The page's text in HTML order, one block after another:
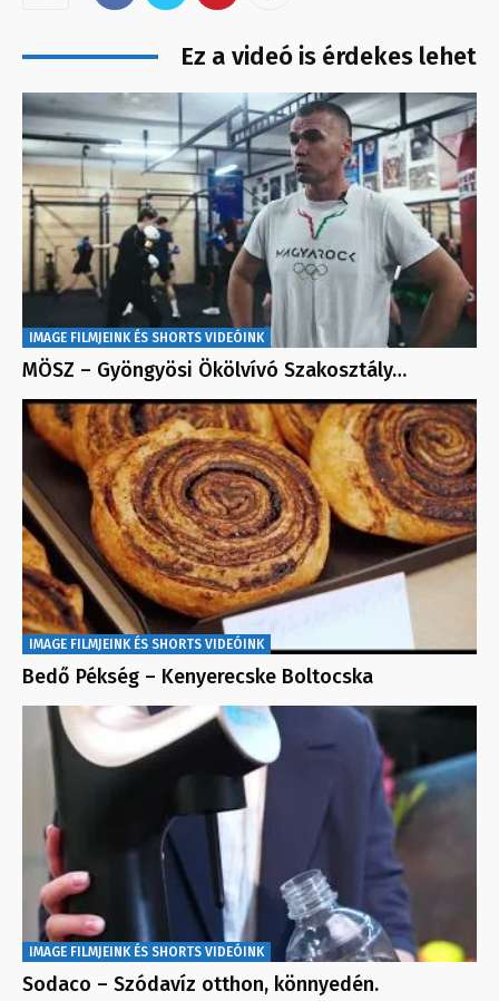
Ez a videó is érdekes lehet
IMAGE FILMJEINK ÉS SHORTS VIDEÓINK
MÖSZ – Gyöngyösi Ökölvívó Szakosztály…
IMAGE FILMJEINK ÉS SHORTS VIDEÓINK
Bedő Pékség – Kenyerecske Boltocska
IMAGE FILMJEINK ÉS SHORTS VIDEÓINK
Sodaco – Szódavíz otthon, könnyedén.